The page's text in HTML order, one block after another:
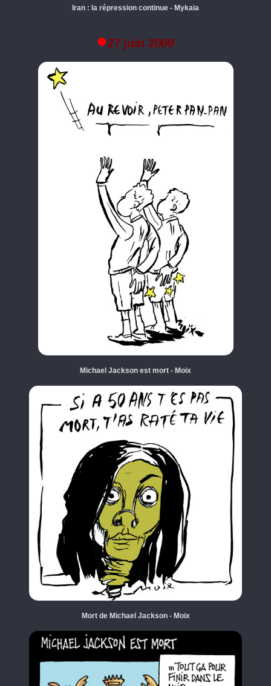
Iran : la répression continue - Mykaia
27 juin 2009
Michael Jackson est mort - Moix
Mort de Michael Jackson - Moix